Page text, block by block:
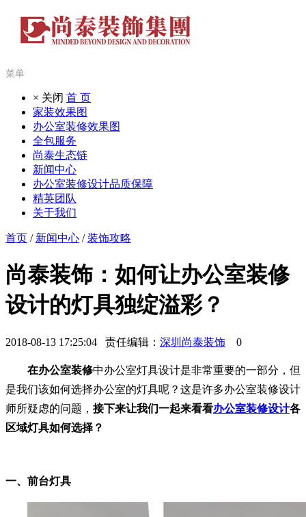
菜单
× 关闭 首 页
家装效果图
办公室装修效果图
全包服务
尚泰生态链
新闻中心
办公室装修设计品质保障
精英团队
关于我们
首页 / 新闻中心 /装饰攻略
尚泰装饰：如何让办公室装修
设计的灯具独绽溢彩？
2018-08-13 17:25:04 责任编辑： 深圳尚泰装饰 0
在办公室装修中办公室灯具设计是非常重要的一部分，但
是我们该如何选择办公室的灯具呢？这是许多办公室装修设计
师所疑虑的问题， 接下来让我们一起来看看办公室装修设计各
区域灯具如何选择？
一、前台灯具